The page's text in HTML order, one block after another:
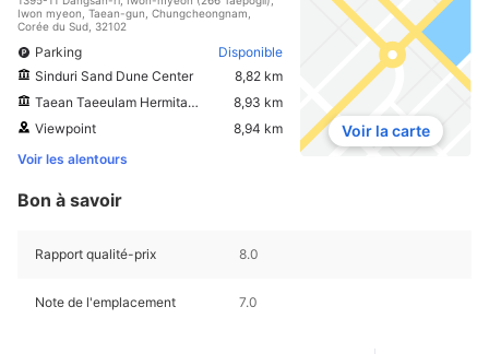
Iwon myeon, Taean-gun, Chungcheongnam,
Corée du Sud, 32102
Parking
Disponible
Sinduri Sand Dune Center
8,82 km
Taean Taeeulam Hermitage
8,93 km
Viewpoint
8,94 km
Voir les alentours
Voir la carte
Bon à savoir
Rapport qualité-prix 8.0
Note de l'emplacement 7.0